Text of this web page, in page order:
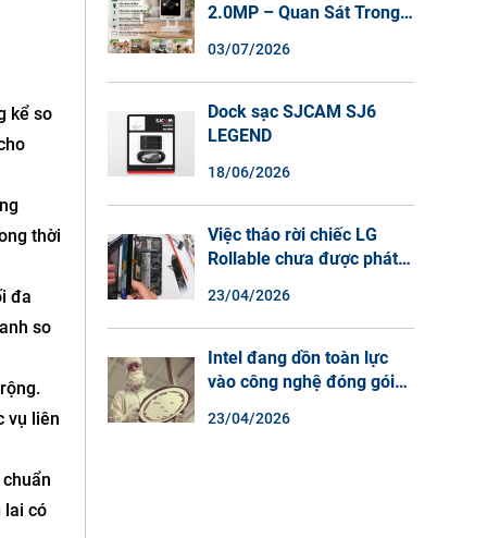
kể so
thời
đa
so
vụ liên
lai có
2.0MP – Quan Sát Trong
Màu Ban Đêm, Đàm Thoại
2 Chiều
03/07/2026
Dock sạc SJCAM SJ6
LEGEND
18/06/2026
Việc tháo rời chiếc LG
Rollable chưa được phát
sao điện thoại màn hình
cuộn không phải là một xu
hướng.
23/04/2026
Intel đang dồn toàn lực
vào công nghệ đóng gói
23/04/2026